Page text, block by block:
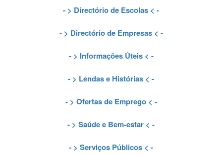
- > Directório de Escolas < -
- > Directório de Empresas< -
- > Informações Úteis< -
- > Lendas e Histórias < -
- > Ofertas de Emprego< -
- > Saúde e Bem-estar < -
- > Serviços Públicos < -